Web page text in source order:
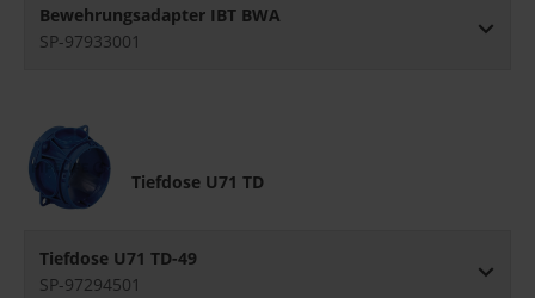
Bewehrungsadapter IBT BWA
SP-97933001
Tiefdose U71 TD
Tiefdose U71 TD-49
SP-97294501